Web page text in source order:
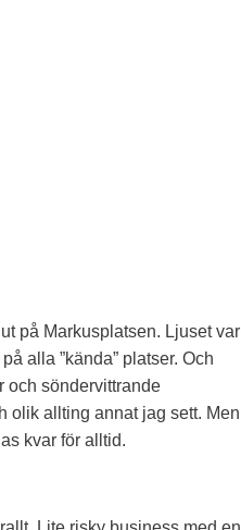
på Markusplatsen. Ljuset var
alla ”kända” platser. Och
och söndervittrande
olik allting annat jag sett. Men
kvar för alltid.